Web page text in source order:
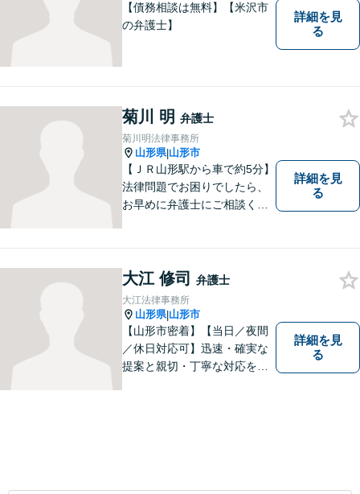
【債務相談は無料】【米沢市
の弁護士】
詳細を見
る
菊川 明 弁護士
菊川明法律事務所
山形県|山形市
【ＪＲ山形駅から車で約5分】
法律問題でお困りでしたら、
お早めに弁護士にご相談くだ
詳細を見
る
大江 修司 弁護士
大江法律事務所
山形県|山形市
【山形市密着】【当日／夜間
／休日対応可】迅速・確実な
提案と親切・丁寧な対応をい
伝いをいたします。
詳細を見
る